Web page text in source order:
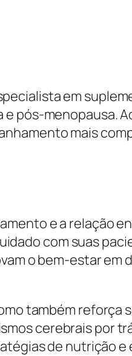
em
pós-menopausa.
mais
e a relação
com suas
o bem-estar em
também reforça
cerebrais por
de nutrição e